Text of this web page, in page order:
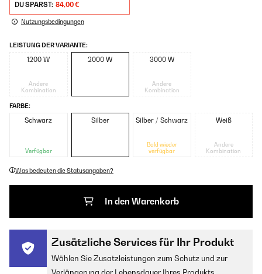
DU SPARST: 84,00 €
Nutzungsbedingungen
LEISTUNG DER VARIANTE:
1200 W
Andere
Kombination
2000 W 3000 W
Andere
Kombination
FARBE:
Schwarz
Verfügbar
Silber Silber / Schwarz
Bald wieder
verfügbar
Weiß
Andere
Kombination
Was bedeuten die Statusangaben?
In den Warenkorb
Zusätzliche Services für Ihr Produkt
Wählen Sie Zusatzleistungen zum Schutz und zur